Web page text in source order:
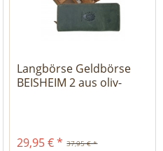
Langbörse Geldbörse
BEISHEIM 2 aus oliv-
37,95 € *
29,95 € *